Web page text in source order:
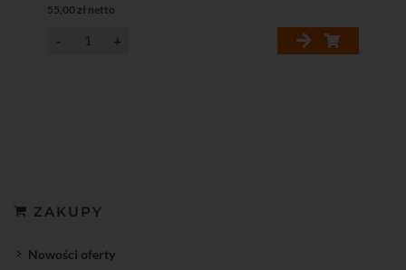
55,00 zł netto
ZAKUPY
Nowości oferty